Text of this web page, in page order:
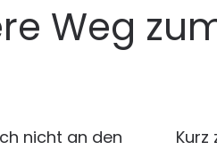
Weg
nicht an den